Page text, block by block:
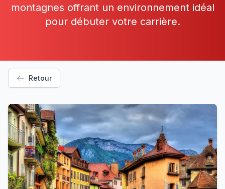
montagnes offrant un environnement idéal
pour débuter votre carrière.
Retour